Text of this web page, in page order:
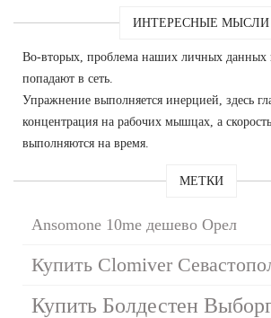
ИНТЕРЕСНЫЕ МЫСЛИ
Во-вторых, проблема наших личных данных
попадают в сеть.
Упражнение выполняется инерцией, здесь
концентрация на рабочих мышцах, а
выполняются на время.
МЕТКИ
Ansomone 10me дешево Орел
Купить Clomiver
Купить Болдестен